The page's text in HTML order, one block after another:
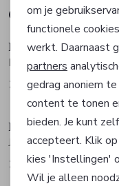
Gerelateerde
Frank Walder
Rok
125,99
Frank Walder
Jurk
149,99
Analytische
Marketing
om je
functionele
werkt. Daarnaast
partners
gedrag anoniem
content te tonen
bieden. Je kunt
accepteert. Klik
kies 'Instellingen'
Wil je alleen